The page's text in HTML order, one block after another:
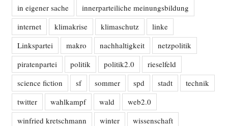
in eigener sache
innerparteiliche meinungsbildung
internet
klimakrise klimaschutz
linke
Linkspartei
makro nachhaltigkeit
netzpolitik
piratenpartei
politik politik2.0
rieselfeld
science fiction
sf sommer spd stadt
technik
twitter
wahlkampf wald
web2.0
winfried kretschmann
winter wissenschaft